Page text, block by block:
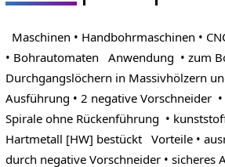
Maschinen • Handbohrmaschinen •
• Bohrautomaten Anwendung • zum
Durchgangslöchern in Massivhölzern
Ausführung • 2 negative Vorschneider
Spirale ohne Rückenführung •
Hartmetall [HW] bestückt Vorteile •
durch negative Vorschneider • sicheres